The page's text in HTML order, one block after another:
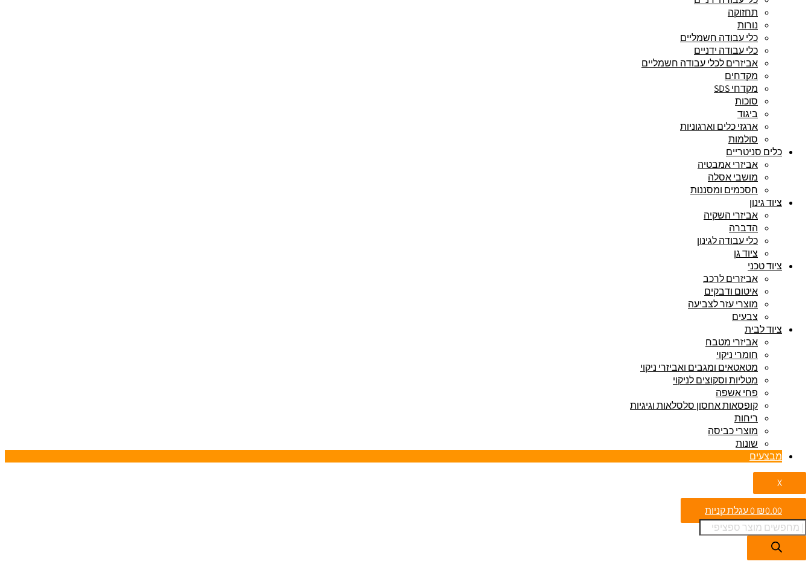
תחזוקה
נורות
כלי עבודה חשמליים
כלי עבודה ידניים
אביזרים לכלי עבודה חשמליים
מקדחים
מקדחי SDS
סוכות
ביגוד
ארגזי כלים וארגוניות
סולמות
כלים סניטריים
אביזרי אמבטיה
מושבי אסלה
חסכמים ומסננות
ציוד גינון
אביזרי השקיה
הדברה
כלי עבודה לגינון
ציוד גן
ציוד טכני
אביזרים לרכב
איטום ודבקים
מוצרי עזר לצביעה
צבעים
ציוד לבית
אביזרי מטבח
חומרי ניקוי
מטאטאים ומגבים ואביזרי ניקוי
מטליות וסקוצים לניקוי
פחי אשפה
קופסאות אחסון סלסלאות וגיגיות
ריחות
מוצרי כביסה
שונות
מבצעים
X
₪0.00
0עגלת קניות